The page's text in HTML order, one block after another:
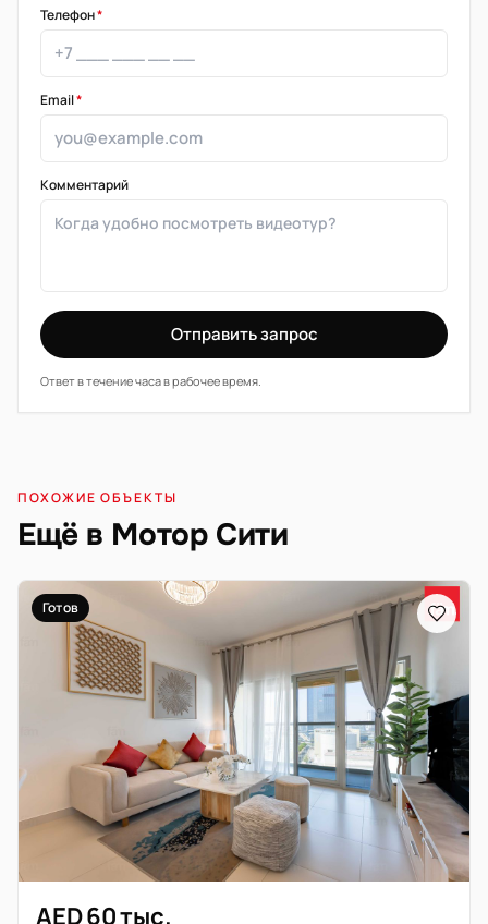
Телефон*
Email*
Комментарий
Отправить запрос
Ответ в течение часа в рабочее время.
ПОХОЖИЕ ОБЪЕКТЫ
Ещё в Мотор Сити
Готов
AED 60 тыс.